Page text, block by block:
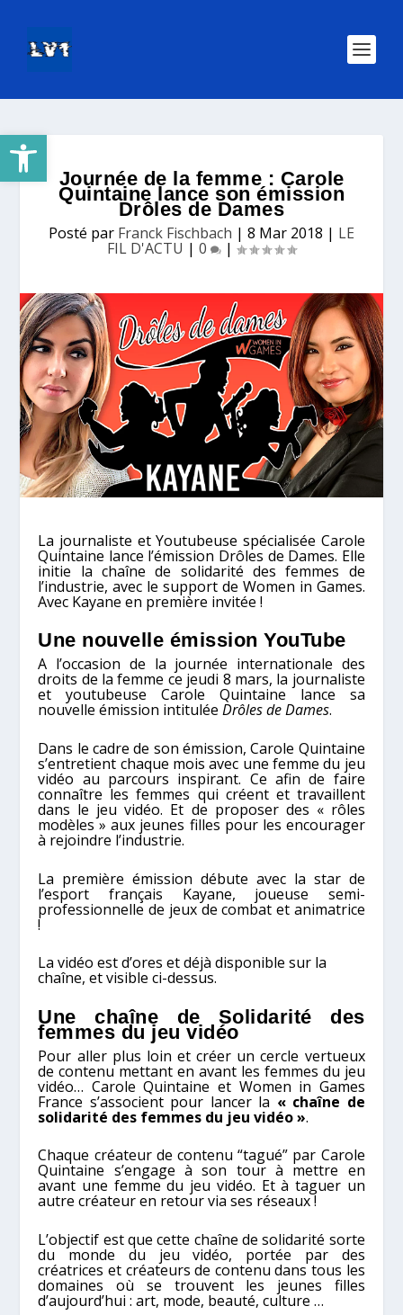
Ouvrir la barre d’outils
Journée de la femme : Carole
Quintaine lance son émission
Drôles de Dames
Posté par Franck Fischbach | 8 Mar 2018 | LE
FIL D'ACTU | 0 |
La journaliste et Youtubeuse spécialisée Carole
Quintaine lance l’émission Drôles de Dames. Elle
initie la chaîne de solidarité des femmes de
l’industrie, avec le support de Women in Games.
Avec Kayane en première invitée !
Une nouvelle émission YouTube
A l’occasion de la journée internationale des
droits de la femme ce jeudi 8 mars, la journaliste
et youtubeuse Carole Quintaine lance sa
nouvelle émission intituléeDrôles de Dames.
Dans le cadre de son émission, Carole Quintaine
s’entretient chaque mois avec une femme du jeu
vidéo au parcours inspirant. Ce afin de faire
connaître les femmes qui créent et travaillent
dans le jeu vidéo. Et de proposer des « rôles
modèles » aux jeunes filles pour les encourager
à rejoindre l’industrie.
La première émission débute avec la star de
l’esport français Kayane, joueuse semi-
professionnelle de jeux de combat et animatrice
!
La vidéo est d’ores et déjà disponible sur la
chaîne, et visible ci-dessus.
Une chaîne de Solidarité des
femmes du jeu vidéo
Pour aller plus loin et créer un cercle vertueux
de contenu mettant en avant les femmes du jeu
vidéo… Carole Quintaine et Women in Games
France s’associent pour lancer la « chaîne de
solidarité des femmes du jeu vidéo ».
Chaque créateur de contenu “tagué” par Carole
Quintaine s’engage à son tour à mettre en
avant une femme du jeu vidéo. Et à taguer un
autre créateur en retour via ses réseaux !
L’objectif est que cette chaîne de solidarité sorte
du monde du jeu vidéo, portée par des
créatrices et créateurs de contenu dans tous les
domaines où se trouvent les jeunes filles
d’aujourd’hui : art, mode, beauté, culture …